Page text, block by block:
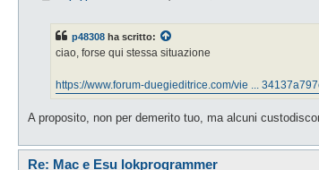
a
g
o
p48308 ha scritto:
ciao, forse qui stessa situazione
https://www.forum-duegieditrice.com/vie ...
A proposito, non per demerito tuo, ma alcuni
Re: Mac e Esu lokprogrammer